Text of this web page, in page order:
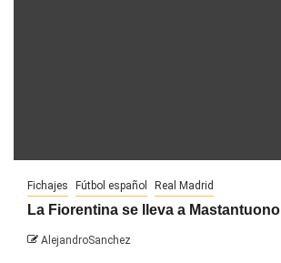
Fichajes Fútbol español Real Madrid
La Fiorentina se lleva a Mastantuono
AlejandroSanchez